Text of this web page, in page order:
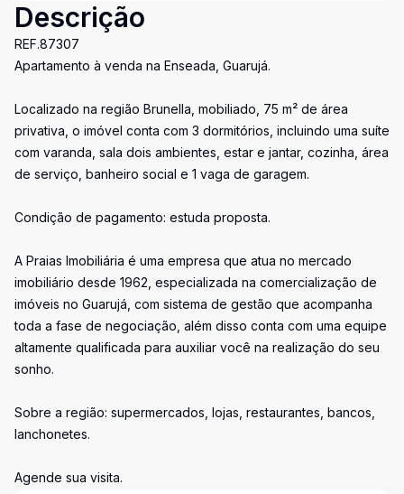
Descrição
REF.87307
Apartamento à venda na Enseada, Guarujá.
Localizado na região Brunella, mobiliado, 75 m² de área
privativa, o imóvel conta com 3 dormitórios, incluindo uma suíte
com varanda, sala dois ambientes, estar e jantar, cozinha, área
de serviço, banheiro social e 1 vaga de garagem.
Condição de pagamento: estuda proposta.
A Praias Imobiliária é uma empresa que atua no mercado
imobiliário desde 1962, especializada na comercialização de
imóveis no Guarujá, com sistema de gestão que acompanha
toda a fase de negociação, além disso conta com uma equipe
altamente qualificada para auxiliar você na realização do seu
sonho.
Sobre a região: supermercados, lojas, restaurantes, bancos,
lanchonetes.
Agende sua visita.